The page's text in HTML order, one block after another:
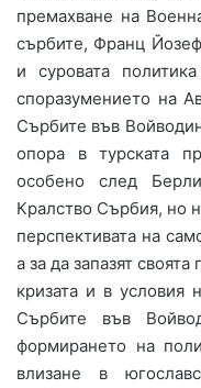
премахване на
сърбите, Франц Йозеф
и суровата
споразумението на
Сърбите във
опора в турската
особено след
Кралство Сърбия, но
перспективата на
а за да запазят
кризата и в условия
Сърбите във
формирането на
влизане в